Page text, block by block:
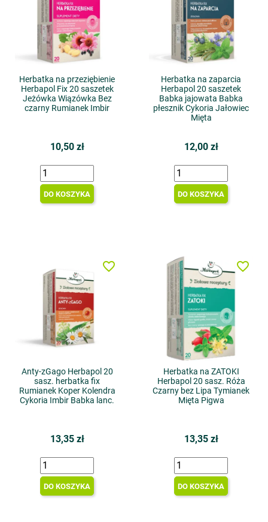
Herbatka na przeziębienie
Herbapol Fix 20 saszetek
Jeżówka Wiązówka Bez
czarny Rumianek Imbir
10,50 zł
DO KOSZYKA
Herbatka na zaparcia
Herbapol 20 saszetek
Babka jajowata Babka
płesznik Cykoria Jałowiec
Mięta
12,00 zł
DO KOSZYKA
Anty-zGago Herbapol 20
sasz. herbatka fix
Rumianek Koper Kolendra
Cykoria Imbir Babka lanc.
13,35 zł
DO KOSZYKA
favorite_border
Herbatka na ZATOKI
Herbapol 20 sasz. Róża
Czarny bez Lipa Tymianek
Mięta Pigwa
13,35 zł
DO KOSZYKA
favorite_border